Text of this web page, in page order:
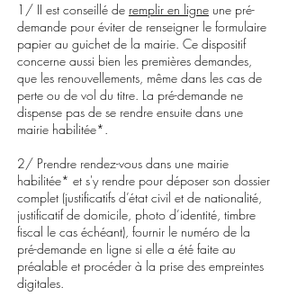
1/ II est conseillé de remplir en ligne une pré-
demande pour éviter de renseigner le formulaire
papier au guichet de la mairie. Ce dispositif
concerne aussi bien les premières demandes,
que les renouvellements, même dans les cas de
perte ou de vol du titre. La pré-demande ne
dispense pas de se rendre ensuite dans une
mairie habilitée*.
2/ Prendre rendez-vous dans une mairie
habilitée* et s'y rendre pour déposer son dossier
complet (justificatifs d’état civil et de nationalité,
justificatif de domicile, photo d’identité, timbre
fiscal le cas échéant), fournir le numéro de la
pré-demande en ligne si elle a été faite au
préalable et procéder à la prise des empreintes
digitales.